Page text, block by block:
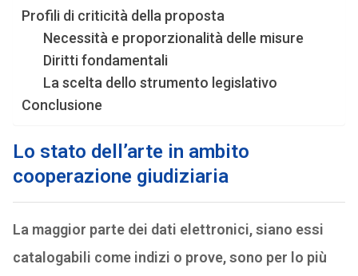
Profili di criticità della proposta
Necessità e proporzionalità delle misure
Diritti fondamentali
La scelta dello strumento legislativo
Conclusione
Lo stato dell’arte in ambito
cooperazione giudiziaria
La maggior parte dei dati elettronici, siano essi
catalogabili come indizi o prove, sono per lo più